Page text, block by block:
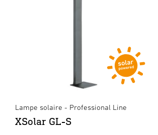
Lampe solaire - Professional Line
XSolar GL-S